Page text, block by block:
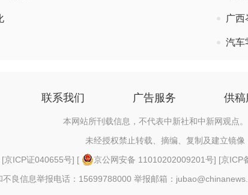
广西
汽车
联系我们 广告服务 供稿
本网站所刊载信息，不代表中新社和中新网观点
未经授权禁止转载、摘编、复制及建立镜像
[京ICP证040655号] [ 京公网安备 11010202009201号] [京ICP
不良信息举报电话：15699788000 举报邮箱：